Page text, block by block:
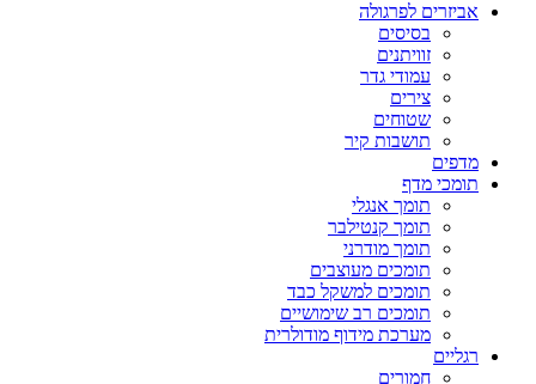
אביזרים לפרגולה
בסיסים
זוויתנים
עמודי גדר
צירים
שטוחים
תושבות קיר
מדפים
תומכי מדף
תומך אנגלי
תומך קנטילבר
תומך מודרני
תומכים מעוצבים
תומכים למשקל כבד
תומכים רב שימושיים
מערכת מידוף מודולרית
רגליים
חמורים